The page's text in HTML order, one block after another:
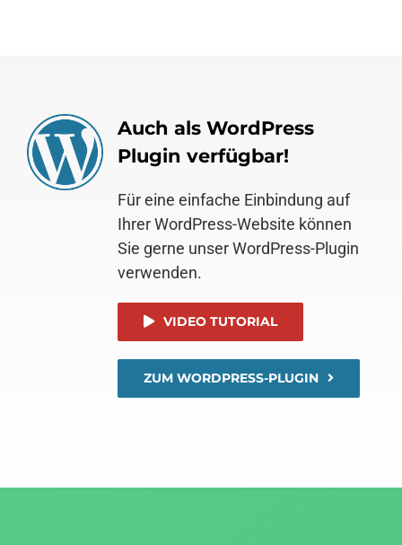
Auch als WordPress
Plugin verfügbar!
Für eine einfache Einbindung auf
Ihrer WordPress-Website können
Sie gerne unser WordPress-Plugin
verwenden.
VIDEO TUTORIAL
ZUM WORDPRESS-PLUGIN